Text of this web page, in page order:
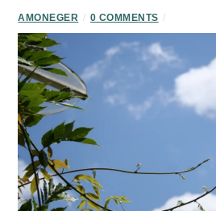
AMONEGER / 0 COMMENTS /